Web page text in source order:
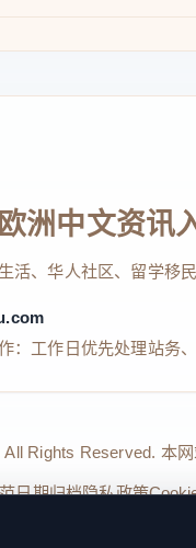
洲中文资讯
活、华人社区、留学移
：工作日优先处理站务
Rights Reserved. 本
日期归档隐私政策